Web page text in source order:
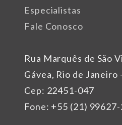
Rua Marquês de São
Gávea, Rio de Janeiro
Cep: 22451-047
Fone: +55 (21)
Especialistas
Fale Conosco